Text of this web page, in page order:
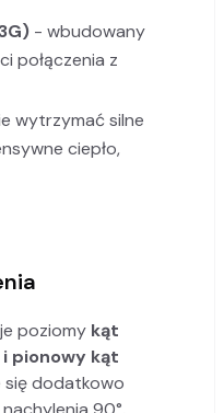
- wbudowany
połączenia z
wytrzymać silne
ciepło,
poziomy kąt
i pionowy kąt
się dodatkowo